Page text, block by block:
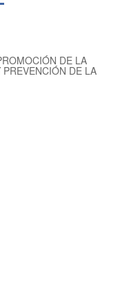
DE LA
DE LA